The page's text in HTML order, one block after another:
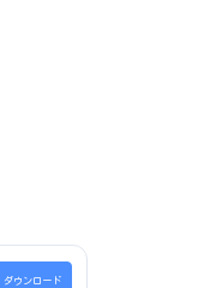
ダウンロード